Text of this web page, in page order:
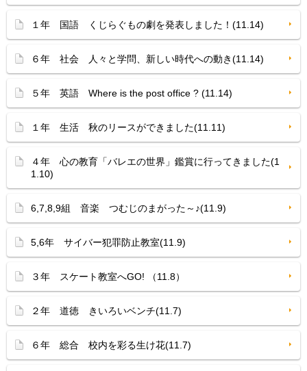
１年 国語 くじらぐもの劇を発表しました！(11.14)
６年 社会 人々と学問、新しい時代への動き(11.14)
５年 英語 Where is the post office ? (11.14)
１年 生活 秋のリースができました(11.11)
４年 心の教育「バレエの世界」鑑賞に行ってきました(1
1.10)
6,7,8,9組 音楽 つむじのまがった～♪(11.9)
5,6年 サイバー犯罪防止教室(11.9)
３年 スケート教室へGO! （11.8）
２年 道徳 きいろいベンチ(11.7)
６年 総合 校内を彩る生け花(11.7)